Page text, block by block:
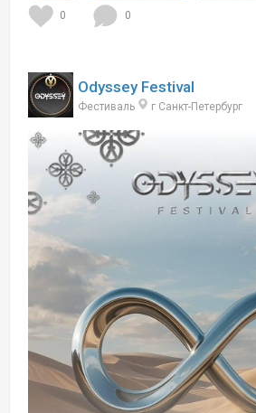
0 0
Odyssey Festival
Фестиваль г Санкт-Петербург